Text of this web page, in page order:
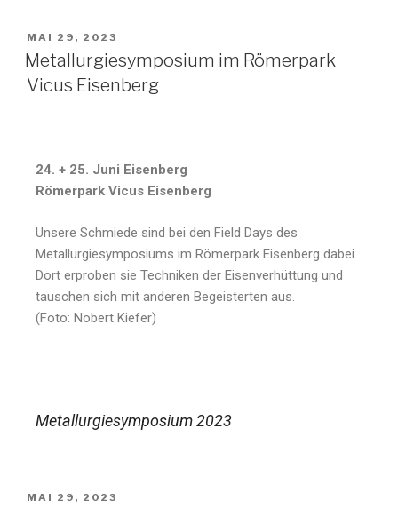
MAI 29, 2023
Metallurgiesymposium im Römerpark
Vicus Eisenberg
24. + 25. Juni Eisenberg
Römerpark Vicus Eisenberg
Unsere Schmiede sind bei den Field Days des
Metallurgiesymposiums im Römerpark Eisenberg dabei.
Dort erproben sie Techniken der Eisenverhüttung und
tauschen sich mit anderen Begeisterten aus.
(Foto: Nobert Kiefer)
Metallurgiesymposium 2023
MAI 29, 2023